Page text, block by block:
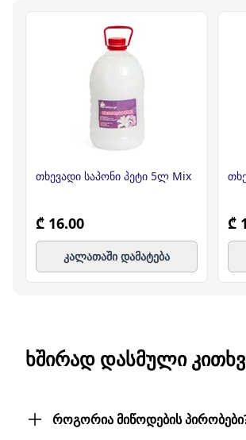
თხევადი საპონი პეტი 5ლ Mix
₾ 16.00
კალათაში დამატება
₾
ᲮᲨᲘᲠᲐᲓ ᲓᲐᲡᲛᲣᲚᲘ
როგორია მიწოდების